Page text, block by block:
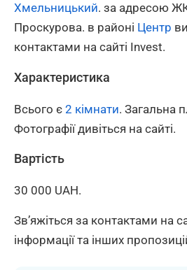
Хмельницький. за адресою
Проскурова. в районі Центр
контактами на сайті Invest.
Характеристика
Всього є 2 кімнати. Загальна
Фотографії дивіться на сайті.
Вартість
30 000 UAH.
Зв’яжіться за контактами на
інформації та інших